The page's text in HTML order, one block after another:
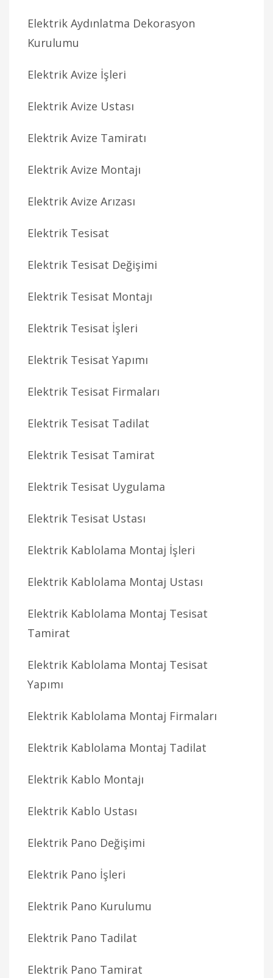
Elektrik Aydınlatma Dekorasyon
Kurulumu
Elektrik Avize İşleri
Elektrik Avize Ustası
Elektrik Avize Tamiratı
Elektrik Avize Montajı
Elektrik Avize Arızası
Elektrik Tesisat
Elektrik Tesisat Değişimi
Elektrik Tesisat Montajı
Elektrik Tesisat İşleri
Elektrik Tesisat Yapımı
Elektrik Tesisat Firmaları
Elektrik Tesisat Tadilat
Elektrik Tesisat Tamirat
Elektrik Tesisat Uygulama
Elektrik Tesisat Ustası
Elektrik Kablolama Montaj İşleri
Elektrik Kablolama Montaj Ustası
Elektrik Kablolama Montaj Tesisat
Tamirat
Elektrik Kablolama Montaj Tesisat
Yapımı
Elektrik Kablolama Montaj Firmaları
Elektrik Kablolama Montaj Tadilat
Elektrik Kablo Montajı
Elektrik Kablo Ustası
Elektrik Pano Değişimi
Elektrik Pano İşleri
Elektrik Pano Kurulumu
Elektrik Pano Tadilat
Elektrik Pano Tamirat